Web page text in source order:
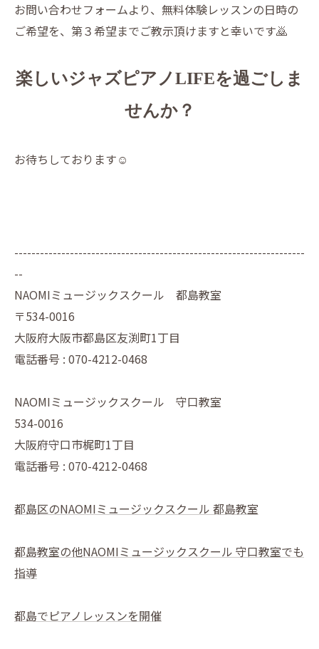
お問い合わせフォームより、無料体験レッスンの日時の
ご希望を、第３希望までご教示頂けますと幸いです🙇
楽しいジャズピアノLIFEを過ごしま
せんか？
お待ちしております☺️
--------------------------------------------------------------------
--
NAOMIミュージックスクール 都島教室
〒534-0016
大阪府大阪市都島区友渕町1丁目
電話番号 : 070-4212-0468
NAOMIミュージックスクール 守口教室
534-0016
大阪府守口市梶町1丁目
電話番号 : 070-4212-0468
都島区のNAOMIミュージックスクール 都島教室
都島教室の他NAOMIミュージックスクール 守口教室でも
指導
都島でピアノレッスンを開催